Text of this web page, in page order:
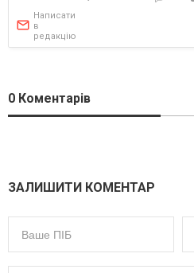
Написати
в
редакцію
0 Коментарів
ЗАЛИШИТИ КОМЕНТАР